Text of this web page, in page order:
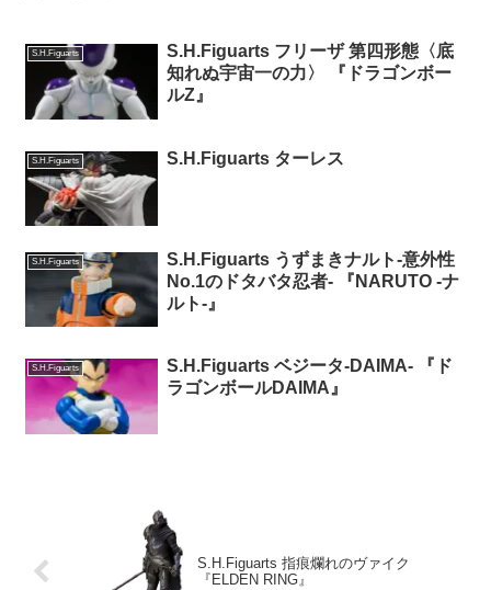
S.H.Figuarts
S.H.Figuarts フリーザ 第四形態〈底
知れぬ宇宙一の力〉 『ドラゴンボー
ルZ』
S.H.Figuarts S.H.Figuarts ターレス
S.H.Figuarts
S.H.Figuarts うずまきナルト-意外性
No.1のドタバタ忍者- 『NARUTO -ナ
ルト-』
S.H.Figuarts
S.H.Figuarts ベジータ-DAIMA- 『ド
ラゴンボールDAIMA』
S.H.Figuarts 指痕爛れのヴァイク
『ELDEN RING』